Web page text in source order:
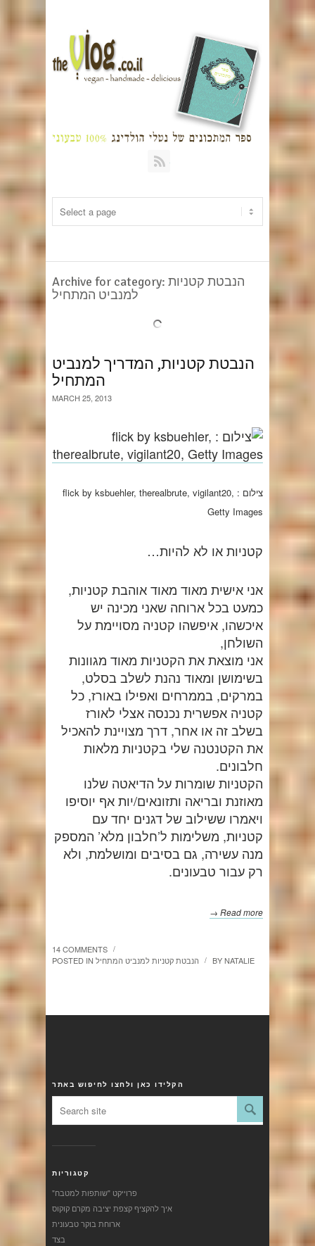
Archive for category: הנבטת קטניות
למנביט המתחיל
הנבטת קטניות, המדריך למנביט
המתחיל
MARCH 25, 2013
צילום : flick by ksbuehler, therealbrute, vigilant20,
Getty Images
קטניות או לא להיות…
אני אישית מאוד מאוד אוהבת קטניות,
כמעט בכל ארוחה שאני מכינה יש
איכשהו, איפשהו קטניה מסויימת על
השולחן,
אני מוצאת את הקטניות מאוד מגוונות
בשימושן ומאוד נהנת לשלב בסלט,
במרקים, בממרחים ואפילו באורז, כל
קטניה אפשרית נכנסה אצלי לאורז
בשלב זה או אחר, דרך מצויינת להאכיל
את הקטנטנה שלי בקטניות מלאות
חלבונים.
הקטניות שומרות על הדיאטה שלנו
מאוזנת ובריאה ותזונאים/יות אף יוסיפו
ויאמרו ששילוב של דגנים יחד עם
קטניות, משלימות ל’חלבון מלא’ המספק
מנה עשירה, גם בסיבים ומושלמת, ולא
רק עבור טבעונים.
Read more →
14 COMMENTS /
POSTED IN הנבטת קטניות למנביט המתחיל / BYNATALIE
הקלידו כאן ולחצו לחיפוש באתר
קטגוריות
"פרוייקט "שותפות למטבח
איך להקציף קצפת יציבה מקרם קוקוס
ארוחת בוקר טבעונית
בצד